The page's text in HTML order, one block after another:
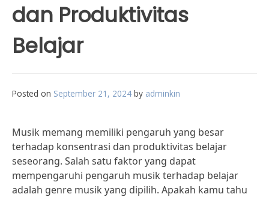
dan Produktivitas
Belajar
Posted on September 21, 2024 by adminkin
Musik memang memiliki pengaruh yang besar
terhadap konsentrasi dan produktivitas belajar
seseorang. Salah satu faktor yang dapat
mempengaruhi pengaruh musik terhadap belajar
adalah genre musik yang dipilih. Apakah kamu tahu